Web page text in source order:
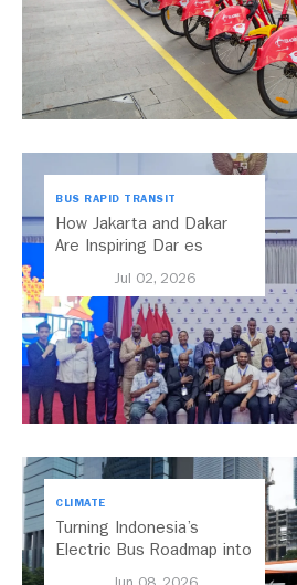
BUS RAPID TRANSIT
How Jakarta and Dakar
Are Inspiring Dar es
Jul 02, 2026
CLIMATE
Turning Indonesia’s
Electric Bus Roadmap into